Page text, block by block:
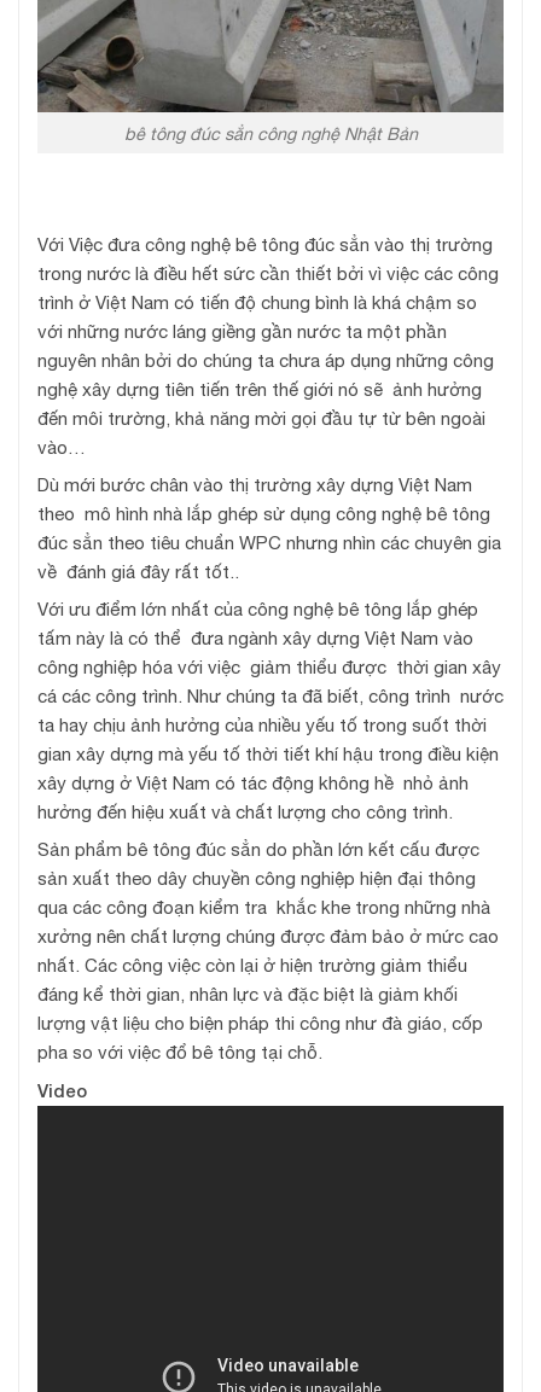
bê tông đúc sẳn công nghệ Nhật Bản
Với Việc đưa công nghệ bê tông đúc sẳn vào thị trường
trong nước là điều hết sức cần thiết bởi vì việc các công
trình ở Việt Nam có tiến độ chung bình là khá chậm so
với những nước láng giềng gần nước ta một phần
nguyên nhân bởi do chúng ta chưa áp dụng những công
nghệ xây dựng tiên tiến trên thế giới nó sẽ ảnh hưởng
đến môi trường, khả năng mời gọi đầu tự từ bên ngoài
vào…
Dù mới bước chân vào thị trường xây dựng Việt Nam
theo mô hình nhà lắp ghép sử dụng công nghệ bê tông
đúc sẳn theo tiêu chuẩn WPC nhưng nhìn các chuyên gia
về đánh giá đây rất tốt..
Với ưu điểm lớn nhất của công nghệ bê tông lắp ghép
tấm này là có thể đưa ngành xây dựng Việt Nam vào
công nghiệp hóa với việc giảm thiểu được thời gian xây
cá các công trình. Như chúng ta đã biết, công trình nước
ta hay chịu ảnh hưởng của nhiều yếu tố trong suốt thời
gian xây dựng mà yếu tố thời tiết khí hậu trong điều kiện
xây dựng ở Việt Nam có tác động không hề nhỏ ảnh
hưởng đến hiệu xuất và chất lượng cho công trình.
Sản phẩm bê tông đúc sẳn do phần lớn kết cấu được
sản xuất theo dây chuyền công nghiệp hiện đại thông
qua các công đoạn kiểm tra khắc khe trong những nhà
xưởng nên chất lượng chúng được đảm bảo ở mức cao
nhất. Các công việc còn lại ở hiện trường giảm thiểu
đáng kể thời gian, nhân lực và đặc biệt là giảm khối
lượng vật liệu cho biện pháp thi công như đà giáo, cốp
pha so với việc đổ bê tông tại chỗ.
Video